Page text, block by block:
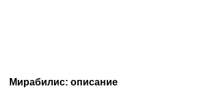
Мирабилис: описание